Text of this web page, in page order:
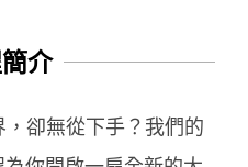
介
卻無從下手？我們的